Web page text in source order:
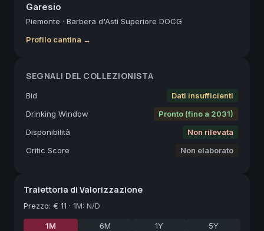
Garesio
Piemonte · Barbera d'Asti Superiore DOCG
Profilo cantina →
SEGNALI DEL COLLEZIONISTA
Bid
Dati insufficienti
Drinking Window
Pronto (fino a 2031)
Disponibilità
Non rilevata
Critic Score
Non elaborato
Traiettoria di Valorizzazione
Prezzo: € 11 · 1M: N/D
1M 6M 1Y 5Y